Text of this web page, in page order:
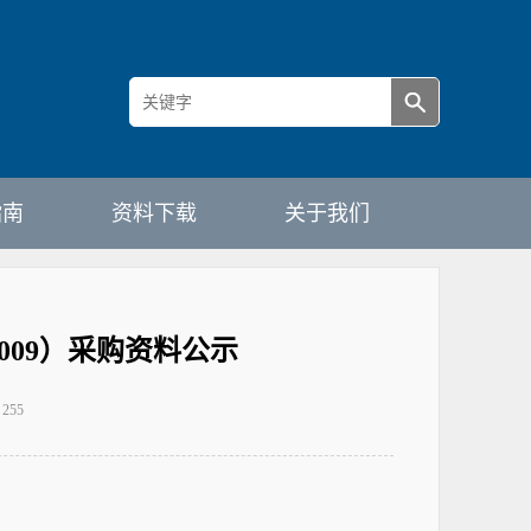
资料下载 关于我们
）采购资料公示
255